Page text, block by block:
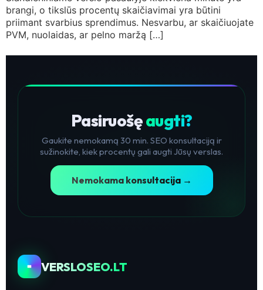
brangi, o tikslūs procentų skaičiavimai yra būtini
priimant svarbius sprendimus. Nesvarbu, ar skaičiuojate
PVM, nuolaidas, ar pelno maržą […]
Pasiruošęaugti?
Gaukite nemokamą 30 min. SEO konsultaciją ir
sužinokite, kiek procentų gali augti Jūsų verslas.
Nemokama konsultacija →
VERSLOSEO.LT